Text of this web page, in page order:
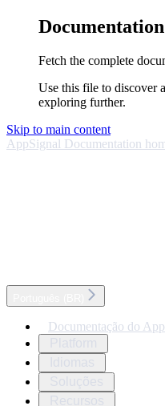
Fetch the complete
Use this file to discover
exploring further.
Skip to main content
AppSignal Documentation
Documentação do